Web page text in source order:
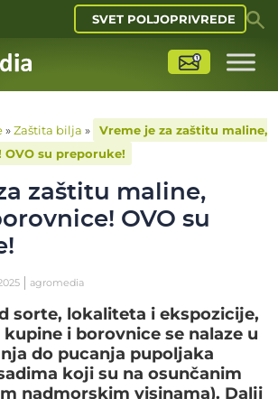
SVET POLJOPRIVREDE
»Zaštita bilja »
Vreme je za zaštitu maline,
su preporuke!
zaštitu maline,
OVO su
agromedia
sorte, lokaliteta i ekspozicije,
i borovnice se nalaze u
do pucanja pupoljaka
koji su na osunčanim
nadmorskim visinama). Dalji